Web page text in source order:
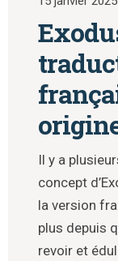
Il y a
concept
la version
plus depuis
revoir et